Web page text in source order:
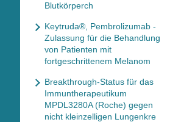
Blutkörperch
Keytruda®, Pembrolizumab -
Zulassung für die Behandlung
von Patienten mit
fortgeschrittenem Melanom
Breakthrough-Status für das
Immuntherapeutikum
MPDL3280A (Roche) gegen
nicht kleinzelligen Lungenkre